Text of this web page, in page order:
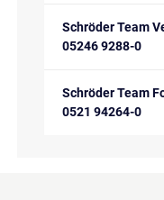
Schröder Team
05246 9288-0
Schröder Team
0521 94264-0